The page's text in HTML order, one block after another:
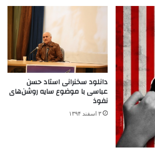
دانلود سخنرانی استاد حسن
عباسی با موضوع سایه روشن‌های
نفوذ
۳ اسفند ۱۳۹۴